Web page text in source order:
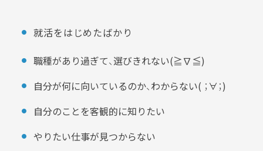
就活をはじめたばかり
職種があり過ぎて、選びきれない(≧∇≦)
自分が何に向いているのか、わからない( ；∀；)
自分のことを客観的に知りたい
やりたい仕事が見つからない